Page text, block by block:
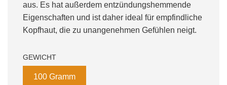
aus. Es hat außerdem entzündungshemmende
Eigenschaften und ist daher ideal für empfindliche
Kopfhaut, die zu unangenehmen Gefühlen neigt.
GEWICHT
100 Gramm